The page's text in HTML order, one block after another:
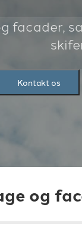
facader,
Kontakt os
og